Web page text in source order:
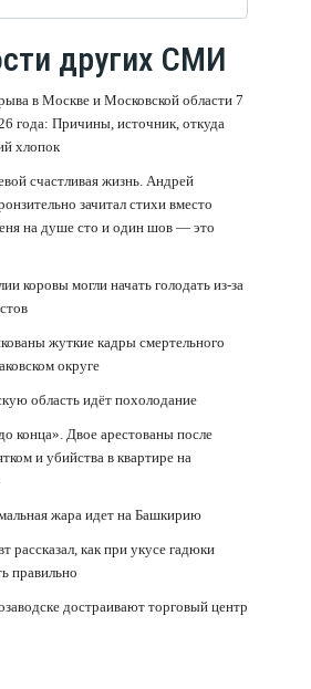
продаж
на 64%
СМИ: В Химках на
других СМИ
в Москве и Московской области 7
года: Причины, источник, откуда
хлопок
счастливая жизнь. Андрей
зачитал стихи вместо
на душе сто и один шов — это
коровы могли начать голодать из-за
жуткие кадры смертельного
округе
область идёт похолодание
конца». Двое арестованы после
и убийства в квартире на
жара идет на Башкирию
рассказал, как при укусе гадюки
правильно
достраивают торговый центр